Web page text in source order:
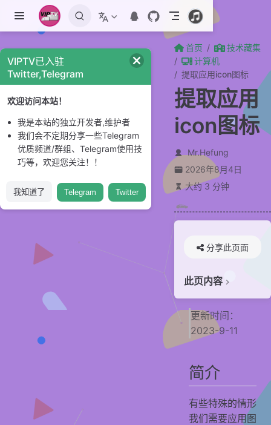
跳至主要內容
首页
技术藏集
计算机
提取应用icon图标
提取应用
icon图标
Mr.Hefung
2026年8月4日
大约 3 分钟
分享此页面
此页内容
简介
网页提取
PC端
iOS端
软件提取
PC端机
更新时间：
2023-9-11
简介
有些特殊的情形
我们需要应用图
VIPTV已入驻
Twitter,Telegram
欢迎访问本站！
我是本站的独立开发者,维护者
我们会不定期分享一些Telegram
优质频道/群组、Telegram使用技
巧等，欢迎您关注！！
我知道了 Telegram Twitter